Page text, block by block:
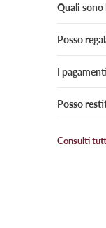
Quali sono
Posso
I
Posso
Consulti